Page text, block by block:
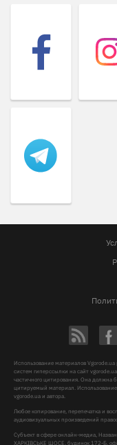
Использование материалов
систем гиперссылки на сайт
частичного цитирования. Она должна
цитируемый материал.
vgorode.ua и автора.
Любое копирование, перепечатка и
аудиовизуальных произведений
Субъект в сфере онлайн-медиа,
ХАРКІВСЬКЕ ШОСЕ, будинок 172-Б,